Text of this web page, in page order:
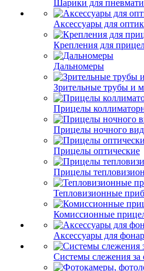
Шарики для
Аксессуары для
Крепления для
Дальномеры
Зрительные трубы и
Прицелы
Прицелы ночного
Прицелы оптические
Прицелы
Тепловизионные
Комиссионные
Аксессуары для
Системы слежения за